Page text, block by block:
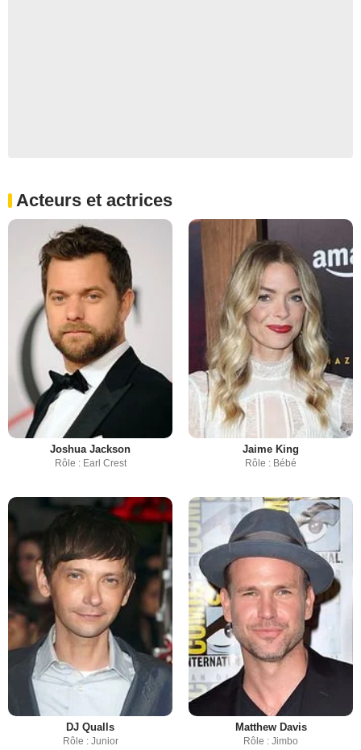
Acteurs et actrices
Joshua Jackson
Rôle : Earl Crest
Jaime King
Rôle : Bébé
DJ Qualls
Rôle : Junior
Matthew Davis
Rôle : Jimbo